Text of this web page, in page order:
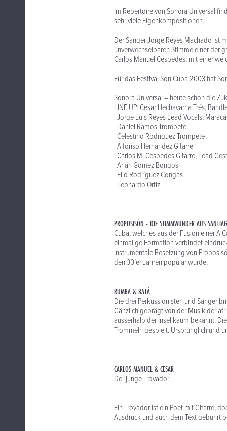
Im Repertoire von Sonora Universal
sehr viele Eigenkompositionen.
Der Sänger Jorge Reyes Machado ist
unverwechselbaren Stimme einer der
Carlos Manuel Cespedes, mit einer
Für das Festival Son Cuba 2003 hat
Sonora Universal – heute schon die
LINE UP: Cesar Hechavarria Trés,
Jorge Luis Reyes Lead Vocals,
Daniel Ramos Trompete
Celestino Rodriguez Trompete
Alfonso Hernandez Gitarre
Carlos M. Cespedes Gitarre, Lead
Arián Gomez Bongos
Elio Rodríguez Congas
Leonardo Ortiz
PROPOSISÓN - DIE STIMMWUNDER AUS
Cuba, welches aus der Fusion einer A
einmalige Formation verbindet
instrumentale Besetzung von
den 30’er Jahren populär wurde.
RUMBA & BATÁ
Die drei Perkussionisten und Sänger
Gänzlich geprägt von der Musik der
ausserhalb der Insel kaum bekannt.
Trommeln gespielt. Ursprünglich und
CARLOS MANUEL & CESAR
Der junge Trovador
Ein Trovador ist ein Poet mit Gitarre,
Ausdruck und auch dem Text gebührt